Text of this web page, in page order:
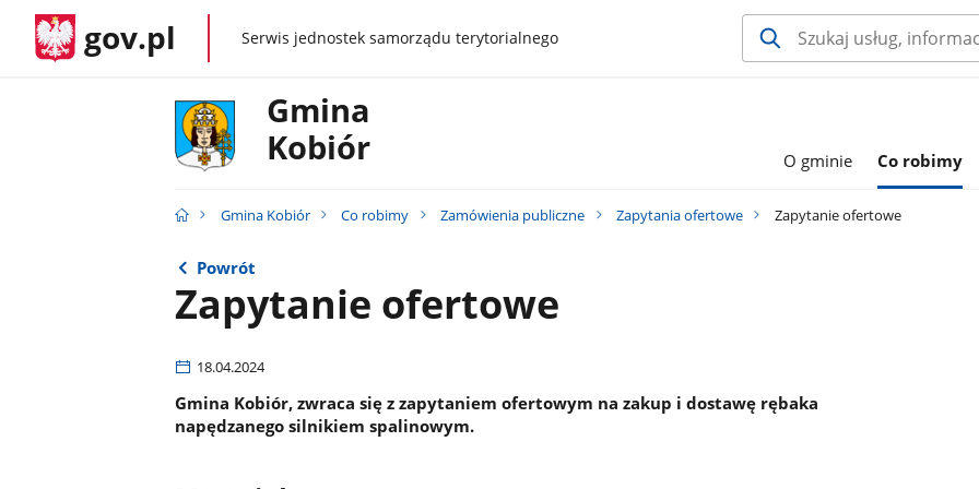
gov.pl gov.plSerwis jednostek samorządu terytorialnego
Gmina
Kobiór
O gminie Co robimy
Gmina Kobiór Co robimy Zamówienia publiczne Zapytania ofertowe Zapytanie ofertowe
Powrót
Zapytanie ofertowe
18.04.2024
Gmina Kobiór, zwraca się z zapytaniem ofertowym na zakup i dostawę rębaka
napędzanego silnikiem spalinowym.